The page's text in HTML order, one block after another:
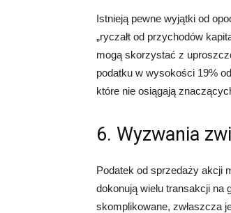
Istnieją pewne wyjątki od
„ryczałt od przychodów
mogą skorzystać z
podatku w wysokości 19%
które nie osiągają
6. Wyzwania
Podatek od sprzedaży akcji
dokonują wielu transakcji na
skomplikowane, zwłaszcza